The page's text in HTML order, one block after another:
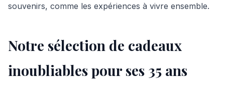
souvenirs, comme les expériences à vivre ensemble.
Notre sélection de cadeaux
inoubliables pour ses 35 ans